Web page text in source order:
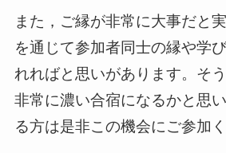
また，ご縁が非常に大事だと
を通じて参加者同士の縁や学
れればと思いがあります。そ
非常に濃い合宿になるかと思
る方は是非この機会にご参加